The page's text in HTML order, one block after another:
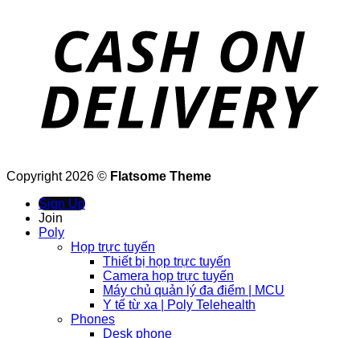
Copyright 2026 © Flatsome Theme
Sign Up
Join
Poly
Họp trực tuyến
Thiết bị họp trực tuyến
Camera họp trực tuyến
Máy chủ quản lý đa điểm | MCU
Y tế từ xa | Poly Telehealth
Phones
Desk phone